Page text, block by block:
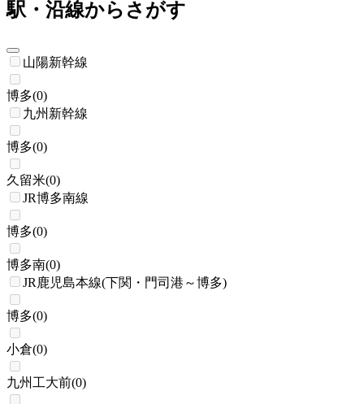
駅・沿線からさがす
山陽新幹線
博多(0)
九州新幹線
博多(0)
久留米(0)
JR博多南線
博多(0)
博多南(0)
JR鹿児島本線(下関・門司港～博多)
博多(0)
小倉(0)
九州工大前(0)